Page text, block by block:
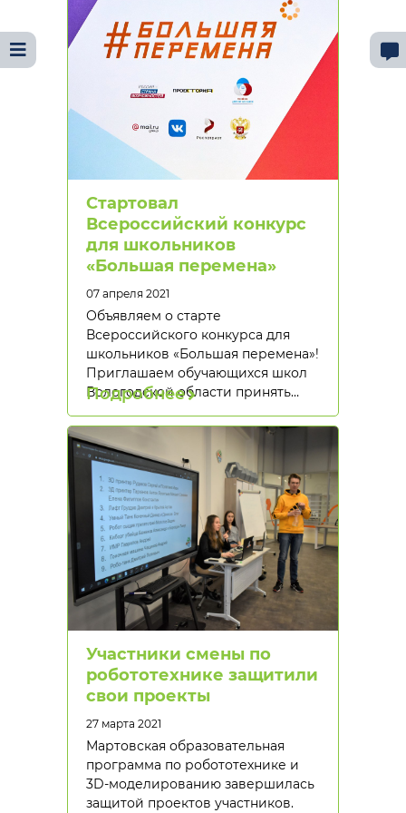
Стартовал
Всероссийский конкурс
для школьников
«Большая перемена»
07 апреля 2021
Объявляем о старте
Всероссийского конкурса для
школьников «Большая перемена»!
Приглашаем обучающихся школ
Вологодской области принять…
Подробнее
Участники смены по
робототехнике защитили
свои проекты
27 марта 2021
Мартовская образовательная
программа по робототехнике и
3D-моделированию завершилась
защитой проектов участников.